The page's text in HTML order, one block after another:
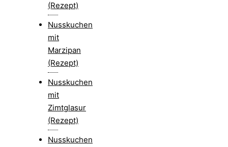
(Rezept)
Nusskuchen
mit
Marzipan
(Rezept)
Nusskuchen
mit
Zimtglasur
(Rezept)
Nusskuchen